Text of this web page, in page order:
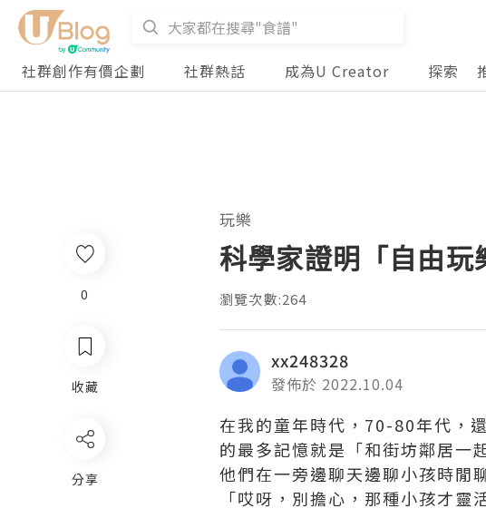
社群創作有價企劃
社群熱話 成為U Creator 探索
0
收藏
分享
玩樂
科學家證明「自由
瀏覽次數:264
xx248328
發佈於 2022.10.04
在我的童年時代，70-80年代，
的最多記憶就是「和街坊鄰居一
他們在一旁邊聊天邊聊小孩時閒
「哎呀，別擔心，那種小孩才
0
收藏
分享